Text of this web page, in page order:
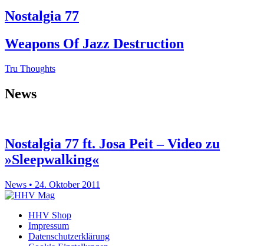
Nostalgia 77
Weapons Of Jazz Destruction
Tru Thoughts
News
Nostalgia 77 ft. Josa Peit – Video zu
»Sleepwalking«
News • 24. Oktober 2011
HHV Shop
Impressum
Datenschutzerklärung